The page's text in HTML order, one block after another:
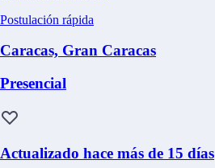
Postulación rápida
Caracas, Gran Caracas
Presencial
Actualizado hace más de 15 días